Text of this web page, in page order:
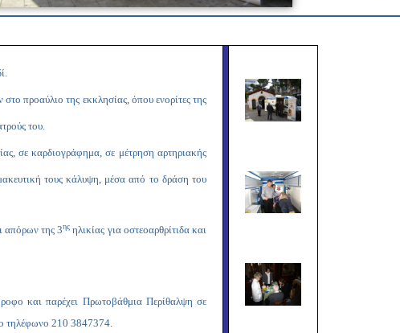
προαύλιο της εκκλησίας, όπου ενορίτες της
του.
σε καρδιογράφημα, σε μέτρηση αρτηριακής
τους κάλυψη, μέσα από το δράση του
απόρων της 3ης ηλικίας για οστεοαρθρίτιδα και
και παρέχει Πρωτοβάθμια Περίθαλψη σε
τηλέφωνο 210 3847374.